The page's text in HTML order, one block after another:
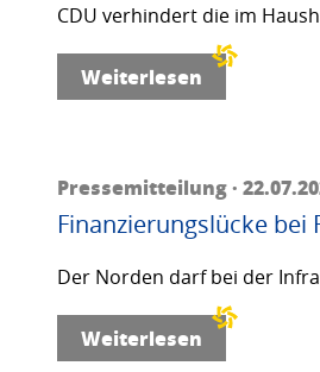
CDU verhindert die im
Weiterlesen
Pressemitteilung ·
Finanzierungslücke
Der Norden darf bei der
Weiterlesen